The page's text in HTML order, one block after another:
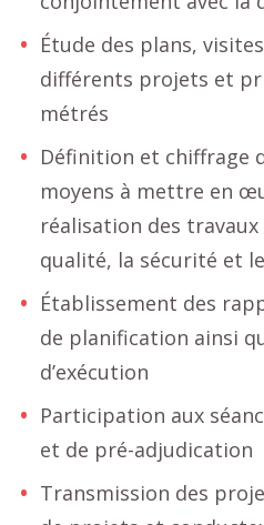
Étude des plans,
différents projets et
métrés
Définition et chiffrage
moyens à mettre en
réalisation des
qualité, la sécurité et
Établissement des
de planification ainsi
d’exécution
Participation aux
et de pré-adjudication
Transmission des